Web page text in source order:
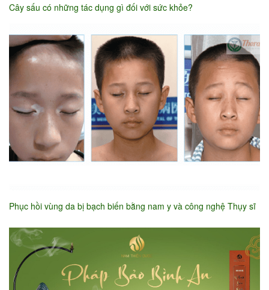
Cây sấu có những tác dụng gì đối với sức khỏe?
Phục hồi vùng da bị bạch biến bằng nam y và công nghệ Thụy sĩ